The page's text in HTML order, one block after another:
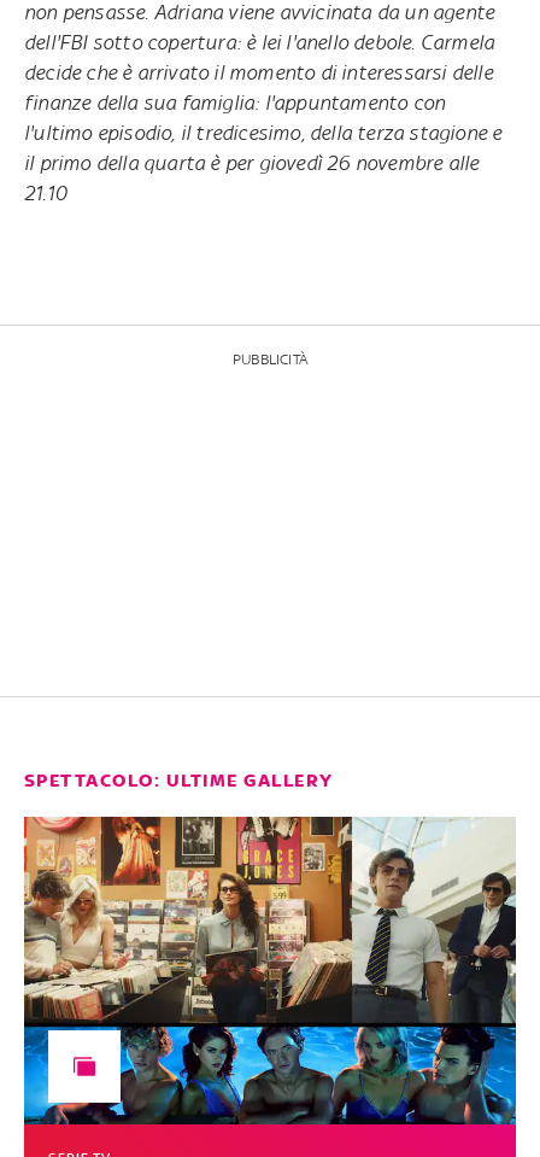
non pensasse. Adriana viene avvicinata da un agente
dell'FBI sotto copertura: è lei l'anello debole. Carmela
decide che è arrivato il momento di interessarsi delle
finanze della sua famiglia: l'appuntamento con
l'ultimo episodio, il tredicesimo, della terza stagione e
il primo della quarta è per giovedì 26 novembre alle
21.10
PUBBLICITÀ
SPETTACOLO: ULTIME GALLERY